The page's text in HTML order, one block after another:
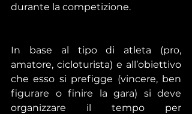
durante la competizione.
In base al tipo di atleta (pro,
amatore, cicloturista) e all’obiettivo
che esso si prefigge (vincere, ben
figurare o finire la gara) si deve
organizzare il tempo per